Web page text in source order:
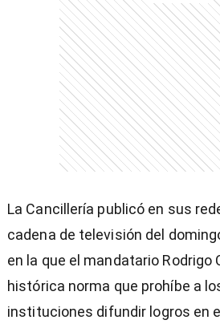
La Cancillería publicó en sus
cadena de televisión del
en la que el mandatario Rodrigo
histórica norma que prohíbe a
instituciones difundir logros en